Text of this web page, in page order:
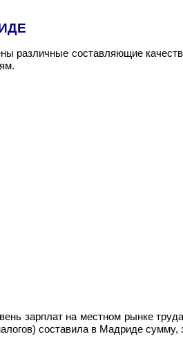
составляющие
зарплат на местном рынке
составила в Мадриде сумму,